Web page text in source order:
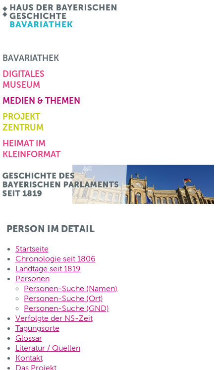
BAVARIATHEK
DIGITALES
MUSEUM
MEDIEN & THEMEN
PROJEKT
ZENTRUM
HEIMAT IM
KLEINFORMAT
PERSON IM DETAIL
Startseite
Chronologie seit 1806
Landtage seit 1819
Personen
Personen-Suche (Namen)
Personen-Suche (Ort)
Personen-Suche (GND)
Verfolgte der NS-Zeit
Tagungsorte
Glossar
Literatur / Quellen
Kontakt
Das Projekt